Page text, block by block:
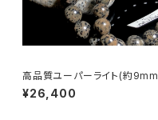
高品質ユーパーライト(約
¥26,400